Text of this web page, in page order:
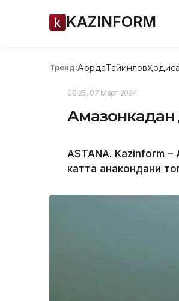
KAZINFORM
Тренд:АқордаТайинловҲодиса
08:25, 07 Март 2024
Амазонкадан
ASTANA. Kazinform
катта анакондани